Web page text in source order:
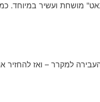
מושחת ועשיר במיוחד.
למקרר – ואז להחזיר